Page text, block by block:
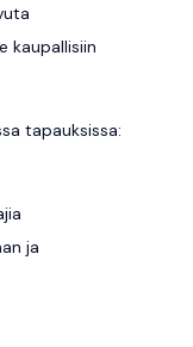
kaupallisiin
tapauksissa:
ja